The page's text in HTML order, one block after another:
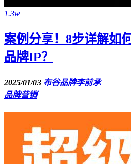
1.3w
案例分享！8步详解如
品牌IP？
2025/01/03 布谷品牌李前承
品牌营销